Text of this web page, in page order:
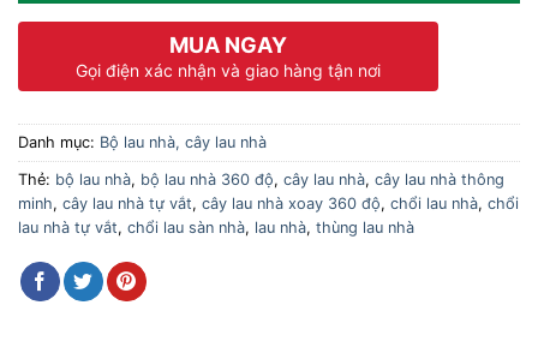
MUA NGAY
Gọi điện xác nhận và giao hàng tận nơi
Danh mục: Bộ lau nhà, cây lau nhà
Thẻ: bộ lau nhà, bộ lau nhà 360 độ, cây lau nhà, cây lau nhà thông
minh, cây lau nhà tự vắt, cây lau nhà xoay 360 độ, chổi lau nhà, chổi
lau nhà tự vắt, chổi lau sàn nhà, lau nhà, thùng lau nhà